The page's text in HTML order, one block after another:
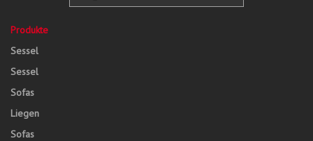
Produkte
Sessel
Sessel
Sofas
Liegen
Sofas